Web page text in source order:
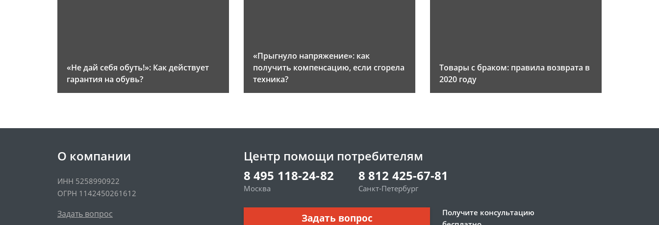
«Не дай себя обуть!»: Как действует
гарантия на обувь?
«Прыгнуло напряжение»: как
получить компенсацию, если сгорела
техника?
Товары с браком: правила возврата в
2020 году
О компании
ИНН 5258990922
ОГРН 1142450261612
Задать вопрос
Центр помощи потребителям
8 495 118-24-82
Москва
8 812 425-67-81
Санкт-Петербург
Задать вопрос
Получите консультацию